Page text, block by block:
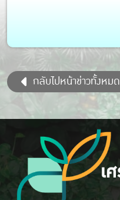
กลับไปหน้าข่าวทั้งหมด